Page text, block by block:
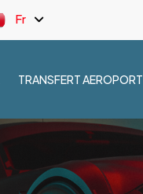
Fr
TRANSFERT AEROPORT